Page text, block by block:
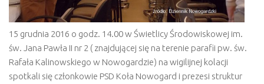
15 grudnia 2016 o godz. 14.00 w Świetlicy Środowiskowej im.
św. Jana Pawła II nr 2 ( znajdującej się na terenie parafii pw. św.
Rafała Kalinowskiego w Nowogardzie) na wigilijnej kolacji
spotkali się członkowie PSD Koła Nowogard i prezesi struktur